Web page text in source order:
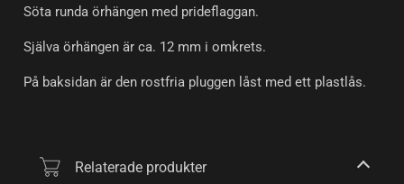
Söta runda örhängen med prideflaggan.
Själva örhängen är ca. 12 mm i omkrets.
På baksidan är den rostfria pluggen låst med ett plastlås.
Relaterade produkter